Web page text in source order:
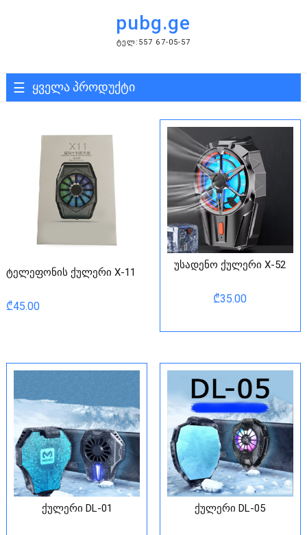
pubg.ge
ᲢᲔᲚ:557 67-05-57
ყველა პროდუქტი
ტელეფონის ქულერი X-11
₾45.00
უსადენო ქულერი X-52
₾35.00
ქულერი DL-01 ქულერი DL-05